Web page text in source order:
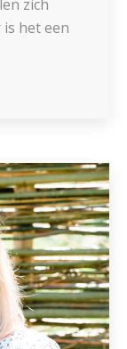
zich
het een